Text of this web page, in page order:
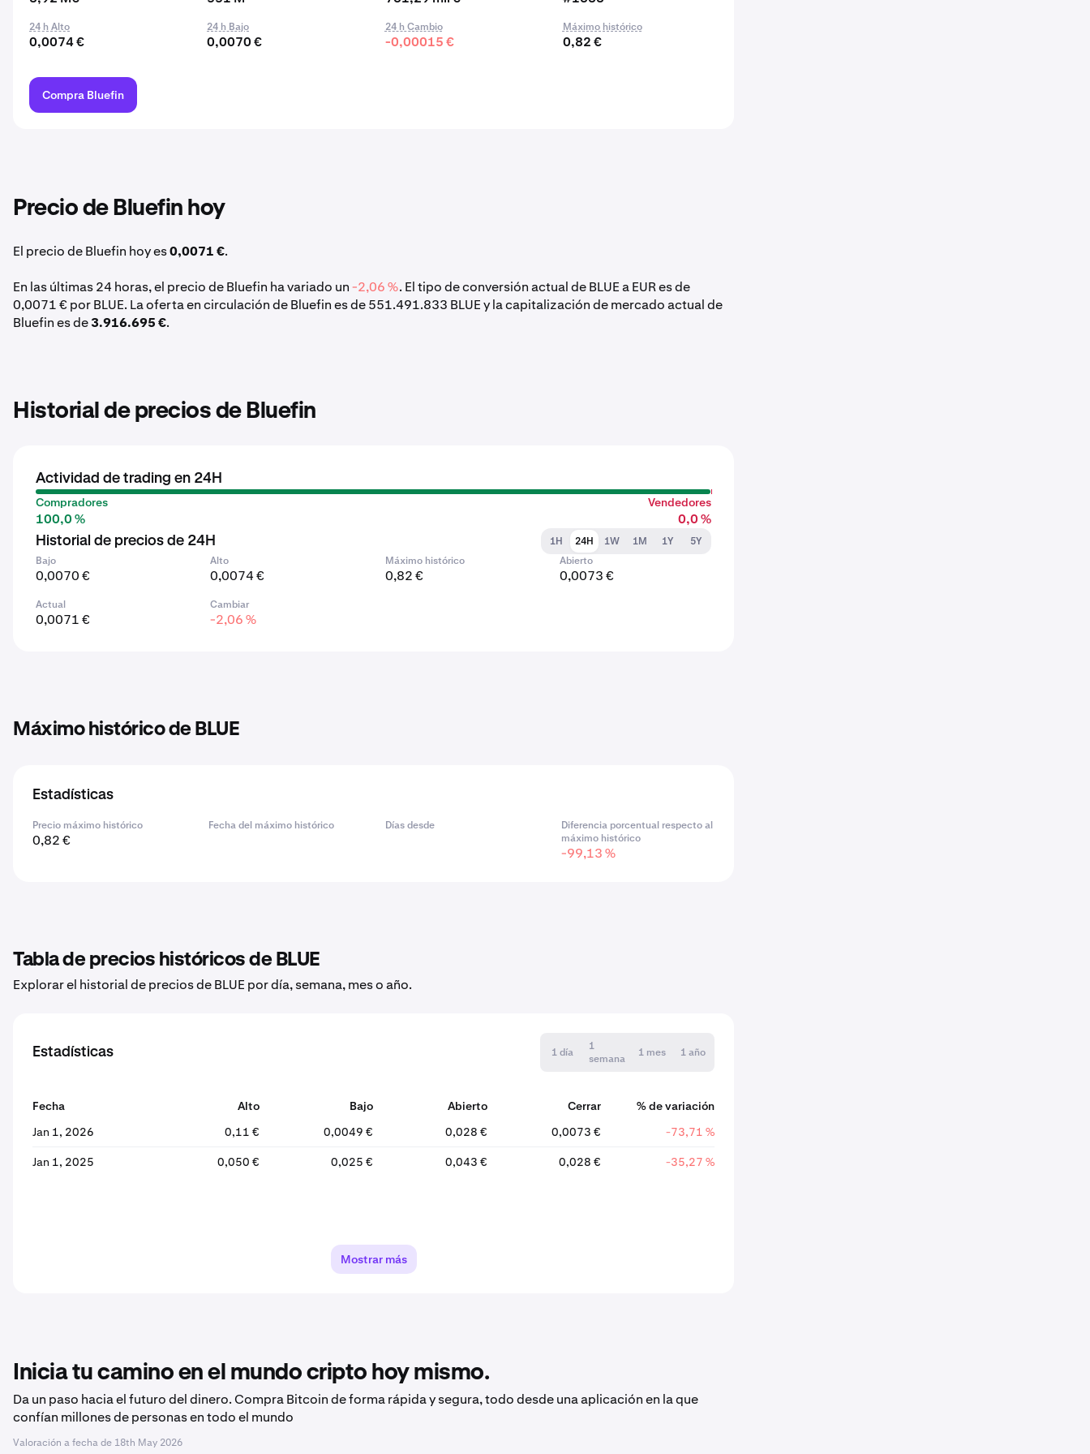
24 h Alto
0,0074 €
24 h Bajo
0,0070 €
24 h Cambio
-0,00015 €
Máximo histórico
0,82 €
Compra Bluefin
Precio de Bluefin hoy
El precio de Bluefin hoy es0,0071 €.
En las últimas 24 horas, el precio de Bluefin ha variado un-2,06 %. El tipo de conversión actual de BLUE a EUR es de
0,0071 € por BLUE. La oferta en circulación de Bluefin es de 551.491.833 BLUE y la capitalización de mercado actual de
Bluefin es de3.916.695 €.
Historial de precios de Bluefin
Actividad de trading en 24H
Compradores
100,0 %
Vendedores
0,0 %
Historial de precios de 24H 1H 24H 1W 1M 1Y
5Y
Bajo
0,0070 €
Alto
0,0074 €
Máximo histórico
0,82 €
Abierto
0,0073 €
Actual
0,0071 €
Cambiar
-2,06 %
Máximo histórico de BLUE
Estadísticas
Precio máximo histórico
0,82 €
Fecha del máximo histórico Días desde
Diferencia porcentual respecto al
máximo histórico
-99,13 %
Tabla de precios históricos de BLUE
Explorar el historial de precios de BLUE por día, semana, mes o año.
Estadísticas 1 día
1
semana
1 mes 1 año
Fecha Alto Bajo Abierto Cerrar
% de variación
Jan 1, 2026
0,11 € 0,0049 € 0,028 € 0,0073 € -73,71 %
Jan 1, 2025 0,050 € 0,025 € 0,043 € 0,028 € -35,27 %
Mostrar más
Inicia tu camino en el mundo cripto hoy mismo.
Da un paso hacia el futuro del dinero. Compra Bitcoin de forma rápida y segura, todo desde una aplicación en la que
confían millones de personas en todo el mundo
Valoración a fecha de 18th May 2026